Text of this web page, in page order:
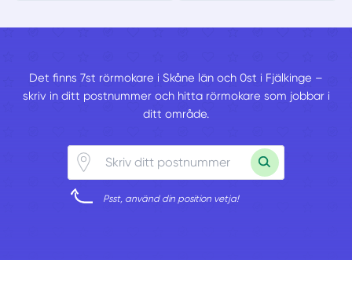
Det finns 7st rörmokare i Skåne län och 0st i Fjälkinge –
skriv in ditt postnummer och hitta rörmokare som jobbar i
ditt område.
Psst, använd din position vetja!